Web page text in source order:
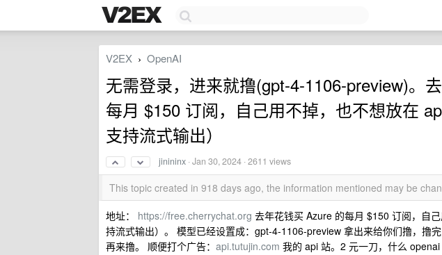
V2EX › OpenAI
无需登录，进来就撸(gpt-4-1106-preview)。
每月 $150 订阅，自己用不掉，也不想放在
支持流式输出）
jinininx ·Jan 30, 2024 · 2611 views
This topic created in 918 days ago, the information mentioned may be
地址： https://free.cherrychat.org 去年花钱买 Azure 的每月 $150 订阅，自
持流式输出）。 模型已经设置成：gpt-4-1106-preview 拿出来给你们撸，撸
再来撸。 顺便打个广告： api.tutujin.com 我的 api 站。2 元一刀，什么 openai